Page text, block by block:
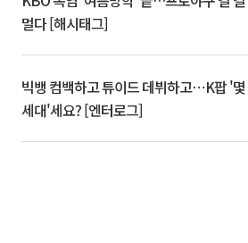
멀다 [해시태그]
빅뱅 컴백하고 튜이드 데뷔하고⋯K팝 '몇
세대'세요? [엔터로그]